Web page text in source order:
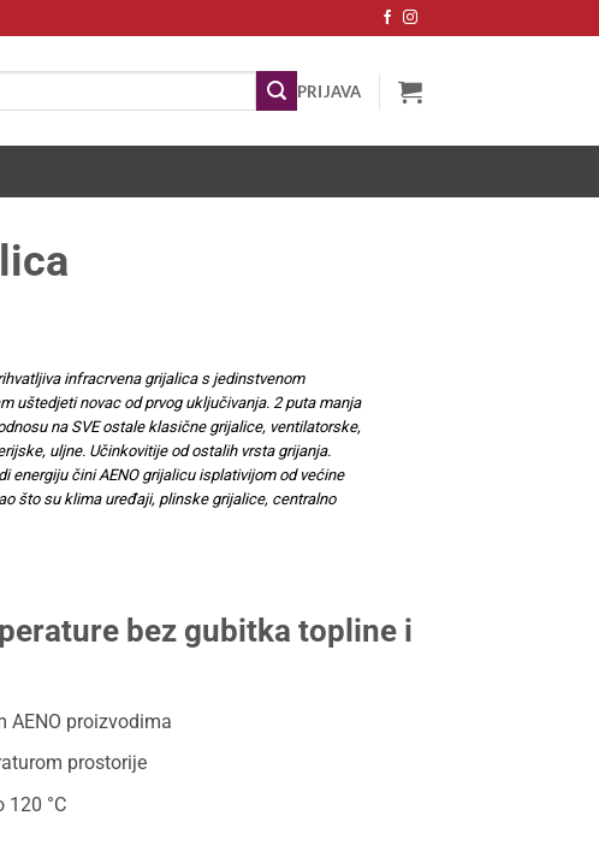
PRIJAVA
infracrvena grijalica s jedinstvenom
uštedjeti novac od prvog uključivanja. 2 puta manja
na SVE ostale klasične grijalice, ventilatorske,
uljne. Učinkovitije od ostalih vrsta grijanja.
energiju čini AENO grijalicu isplativijom od većine
što su klima uređaji, plinske grijalice, centralno
bez gubitka topline i
AENO proizvodima
prostorije
120 °C